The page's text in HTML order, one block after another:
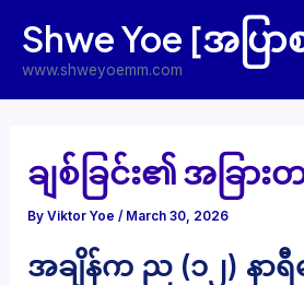
content
Shwe Yoe [အပြာ
www.shweyoemm.com
ချစ်ခြင်း၏ အခြာ
ByViktor Yoe/ March 30, 2026
အချိန်က ည (၁၂) နာရီ